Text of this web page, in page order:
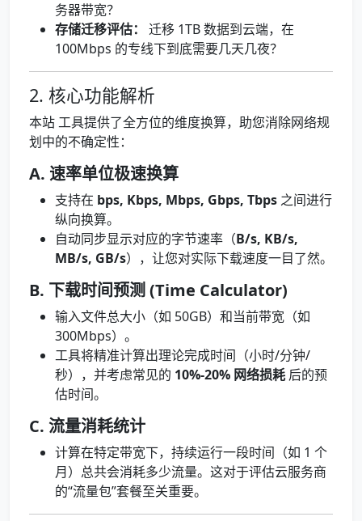
务器带宽？
存储迁移评估：
迁移 1TB 数据到云端，在
100Mbps 的专线下到底需要几天几夜？
2. 核心功能解析
本站 工具提供了全方位的维度换算，助您消除网络规
划中的不确定性：
A. 速率单位极速换算
支持在 bps, Kbps, Mbps, Gbps, Tbps 之间进行
纵向换算。
自动同步显示对应的字节速率（B/s, KB/s,
MB/s, GB/s），让您对实际下载速度一目了然。
B. 下载时间预测 (Time Calculator)
输入文件总大小（如 50GB）和当前带宽（如
300Mbps）。
工具将精准计算出理论完成时间（小时/分钟/
秒），并考虑常见的 10%-20% 网络损耗 后的预
估时间。
C. 流量消耗统计
计算在特定带宽下，持续运行一段时间（如 1 个
月）总共会消耗多少流量。这对于评估云服务商
的“流量包”套餐至关重要。